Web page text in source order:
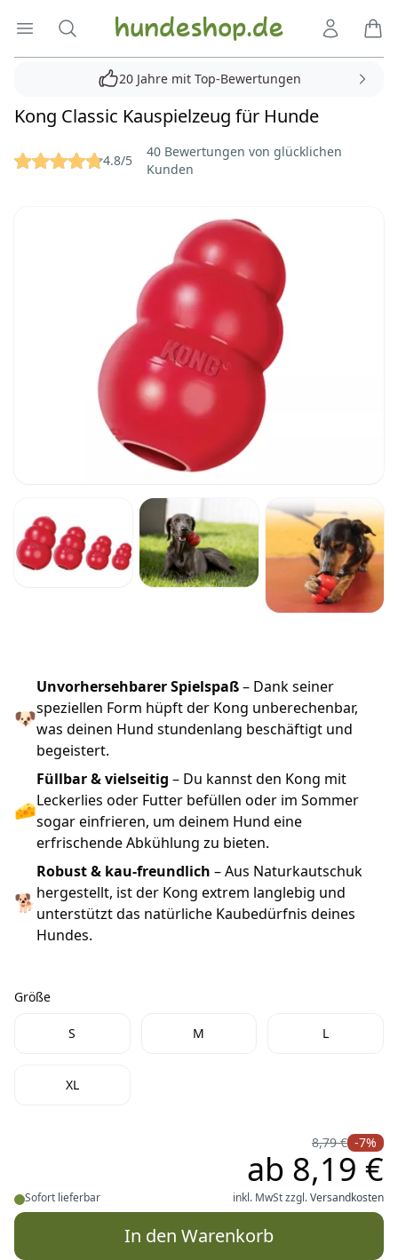
Menü öffnen
Suche Hundeshop.de
20 Jahre mit Top-Bewertungen
Kong Classic Kauspielzeug für Hunde
Reviews 4.8/5
40 Bewertungen von glücklichen
Kunden
🐶
Unvorhersehbarer Spielspaß– Dank seiner
speziellen Form hüpft der Kong unberechenbar,
was deinen Hund stundenlang beschäftigt und
begeistert.
🧀
Füllbar & vielseitig – Du kannst den Kong mit
Leckerlies oder Futter befüllen oder im Sommer
sogar einfrieren, um deinem Hund eine
erfrischende Abkühlung zu bieten.
🐕
Robust & kau-freundlich – Aus Naturkautschuk
hergestellt, ist der Kong extrem langlebig und
unterstützt das natürliche Kaubedürfnis deines
Hundes.
Größe
S M L
XL
Sofort lieferbar
8,79 € -7%
ab 8,19 €
inkl. MwSt zzgl.Versandkosten
In den Warenkorb